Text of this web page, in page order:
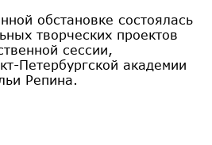
обстановке состоялась
творческих проектов
сессии,
Петербургской академии
Репина.